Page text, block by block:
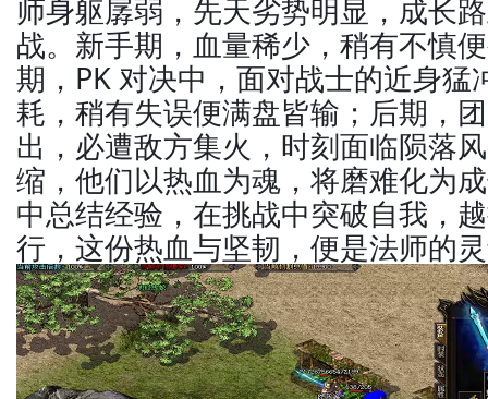
师身躯孱弱，先天劣势明显，成长
战。新手期，血量稀少，稍有不慎
期，PK 对决中，面对战士的近身猛
耗，稍有失误便满盘皆输；后期，
出，必遭敌方集火，时刻面临陨落
缩，他们以热血为魂，将磨难化为
中总结经验，在挑战中突破自我，
行，这份热血与坚韧，便是法师的